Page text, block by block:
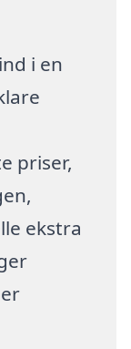
i en
priser,
ekstra